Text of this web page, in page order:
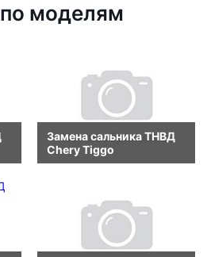
моделям
Замена сальника ТНВД
Chery Tiggo